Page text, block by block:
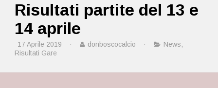
Risultati partite del 13 e
14 aprile
17 Aprile 2019 · donboscocalcio · News,
Risultati Gare